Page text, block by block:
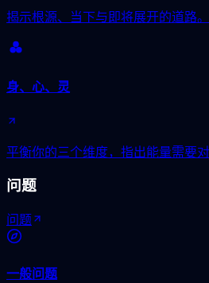
揭示根源、当下与即将展开的道路。
身、心、灵
平衡你的三个维度，指出能量需要对
问题
问题
一般问题